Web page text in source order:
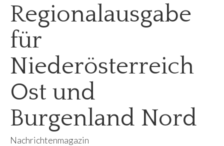
Regionalausgabe
für
Niederösterreich
Ost und
Burgenland Nord
Nachrichtenmagazin